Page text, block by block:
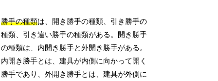
勝手の種類は、開き勝手の種類、引き勝手の
種類、引き違い勝手の種類がある。開き勝手
の種類は、内開き勝手と外開き勝手がある。
内開き勝手とは、建具が内側に向かって開く
勝手であり、外開き勝手とは、建具が外側に